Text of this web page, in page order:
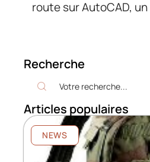
route sur AutoCAD,
Recherche
Articles populaires
NEWS